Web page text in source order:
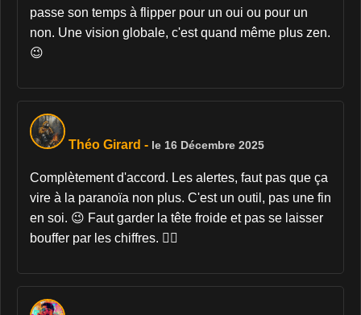
passe son temps à flipper pour un oui ou pour un
non. Une vision globale, c'est quand même plus zen.
😉
Théo Girard - le 16 Décembre 2025
Complètement d'accord. Les alertes, faut pas que ça
vire à la paranoïa non plus. C'est un outil, pas une fin
en soi. 😉 Faut garder la tête froide et pas se laisser
bouffer par les chiffres. 🧘‍♂️